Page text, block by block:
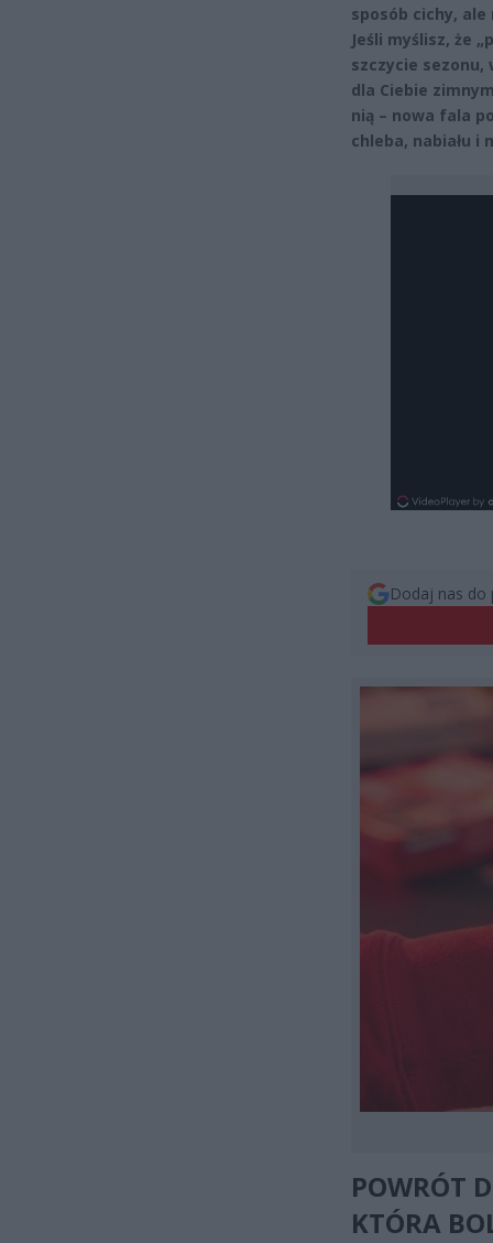
sposób cichy,
Jeśli myślisz, że
szczycie sezonu,
dla Ciebie
nią – nowa fala
chleba, nabiału i
Dodaj nas do
POWRÓT
KTÓRA